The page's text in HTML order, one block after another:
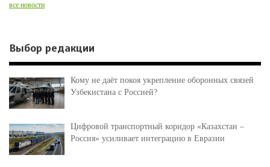
все новости
Выбор редакции
Кому не даёт покоя укрепление оборонных связей
Узбекистана с Россией?
Цифровой транспортный коридор «Казахстан –
Россия» усиливает интеграцию в Евразии